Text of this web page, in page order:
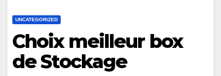
UNCATEGORIZED
Choix meilleur box
de Stockage